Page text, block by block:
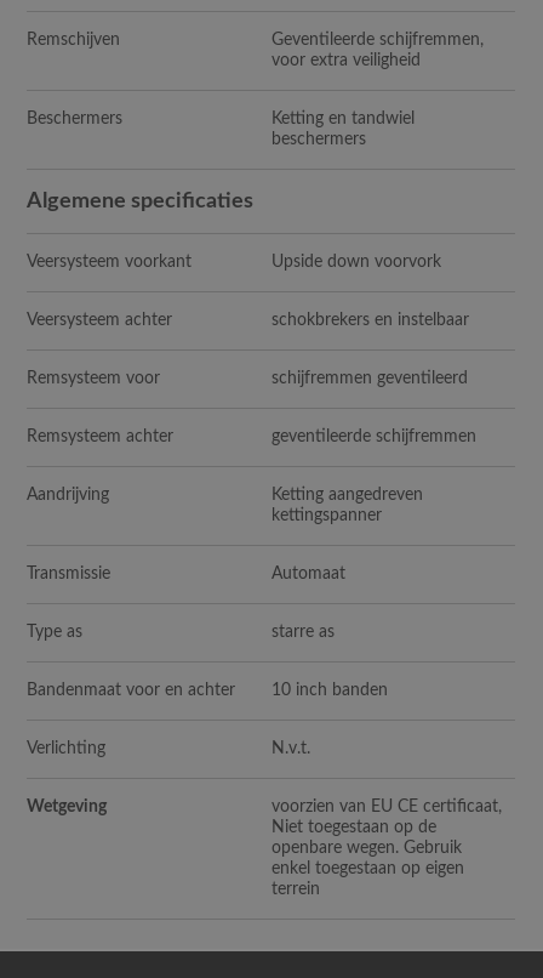
Remschijven
Geventileerde schijfremmen,
voor extra veiligheid
Beschermers
Ketting en tandwiel
beschermers
Algemene specificaties
Veersysteem voorkant Upside down voorvork
Veersysteem achter schokbrekers en instelbaar
Remsysteem voor schijfremmen geventileerd
Remsysteem achter geventileerde schijfremmen
Aandrijving
Ketting aangedreven
kettingspanner
Transmissie Automaat
Type as starre as
Bandenmaat voor en achter 10 inch banden
Verlichting N.v.t.
Wetgeving
voorzien van EU CE certificaat,
Niet toegestaan op de
openbare wegen. Gebruik
enkel toegestaan op eigen
terrein